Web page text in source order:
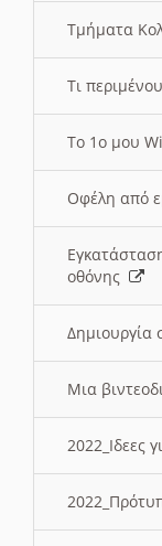
Τμήματα
Τι
Το 1ο μου
Οφέλη από
οθόνης
Δημιουργία
Μια
2022_Ιδεες